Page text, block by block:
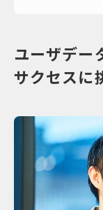
ユーザデー
サクセスに